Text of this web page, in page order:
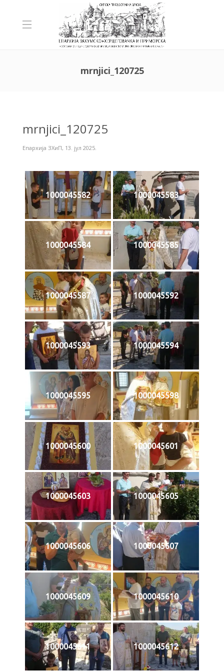
mrnjici_120725
mrnjici_120725
Епархија ЗХиП, 13. јул 2025.
1000045582 1000045583
1000045584 1000045585
1000045587 1000045592
1000045593 1000045594
1000045595 1000045598
1000045600 1000045601
1000045603 1000045605
1000045606 1000045607
1000045609 1000045610
1000045611 1000045612